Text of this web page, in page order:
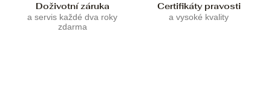
Doživotní záruka
a servis každé dva roky
zdarma
Certifikáty pravosti
a vysoké kvality